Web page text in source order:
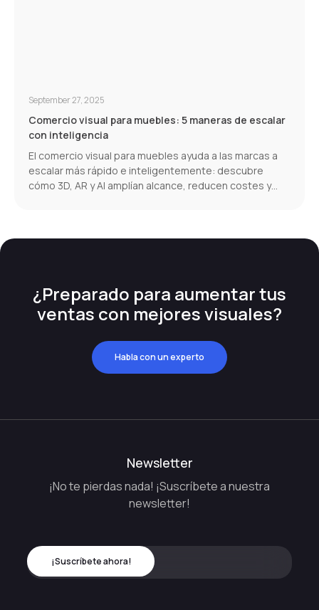
September 27, 2025
Comercio visual para muebles: 5 maneras de escalar
con inteligencia
El comercio visual para muebles ayuda a las marcas a
escalar más rápido e inteligentemente: descubre
cómo 3D, AR y AI amplían alcance, reducen costes y
¿Preparado para aumentar tus
ventas con mejores visuales?
Habla con un experto
Newsletter
¡No te pierdas nada! ¡Suscríbete a nuestra
newsletter!